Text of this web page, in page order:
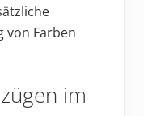
von Farben
im